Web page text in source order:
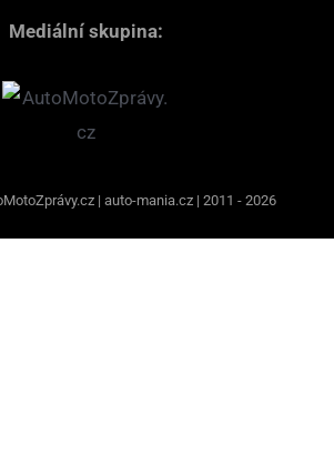
Mediální skupina:
| auto-mania.cz | 2011 - 2026